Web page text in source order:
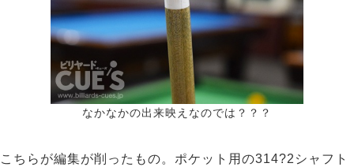
なかなかの出来映えなのでは？？？
こちらが編集が削ったもの。ポケット用の314?2シャフト